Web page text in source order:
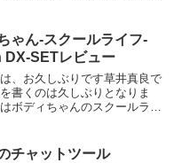
せる事にしました。今までは
をケ...
ゃん-スクールライフ-
DX-SETレビュー
、お久しぶりです草井真良で
書くのは久しぶりとなりま
ボディちゃんのスクールライ
チャットツール